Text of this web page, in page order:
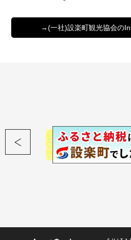
→(一社)設楽町観光協会の